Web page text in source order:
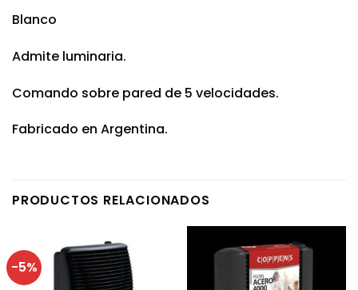
Blanco
Admite luminaria.
Comando sobre pared de 5 velocidades.
Fabricado en Argentina.
PRODUCTOS RELACIONADOS
-5%